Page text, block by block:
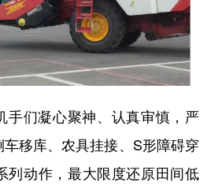
们凝心聚神、认真审慎，严
移库、农具挂接、S形障碍穿
列动作，最大限度还原田间低